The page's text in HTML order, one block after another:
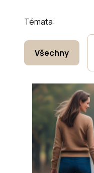
Témata:
Všechny